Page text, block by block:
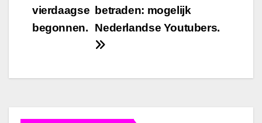
betraden: mogelijk
Nederlandse Youtubers.
vierdaagse
begonnen.